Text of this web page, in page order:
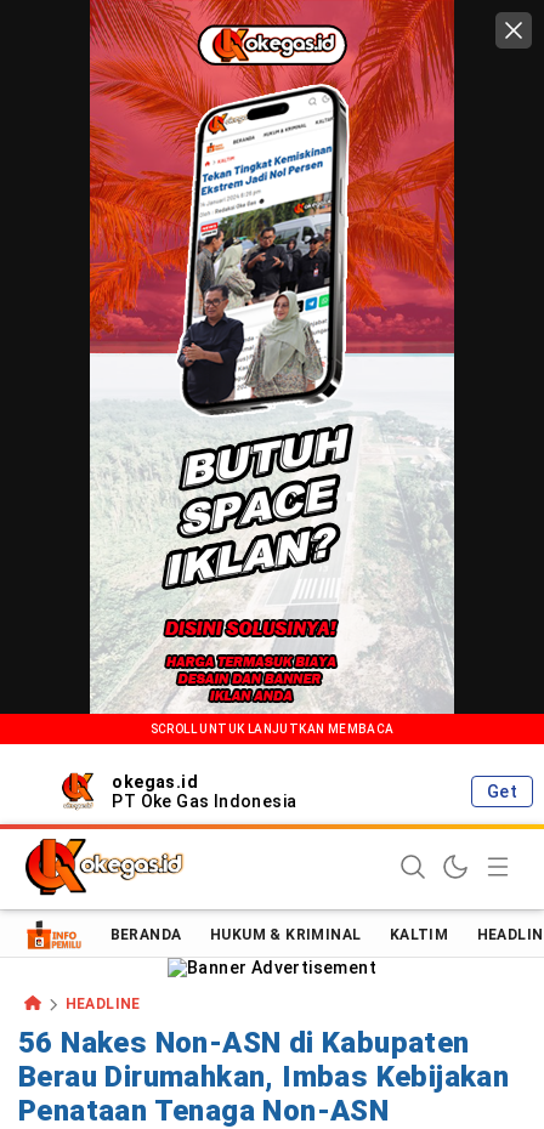
SCROLL UNTUK LANJUTKAN MEMBACA
okegas.id
PT Oke Gas Indonesia
Get
Oke Gas Indonesia | Energi Positif Informasi Terkini!
BERANDA HUKUM & KRIMINAL KALTIM
HEADLINE
56 Nakes Non-ASN di Kabupaten
Berau Dirumahkan, Imbas Kebijakan
Penataan Tenaga Non-ASN